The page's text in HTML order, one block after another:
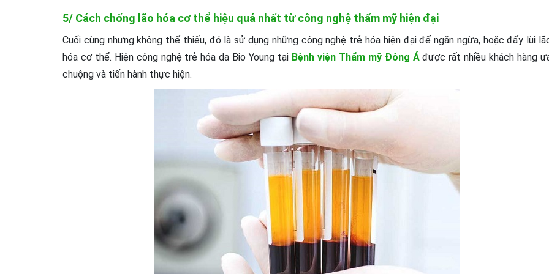
5/ Cách chống lão hóa cơ thể hiệu quả nhất từ công nghệ thẩm mỹ hiện đại
Cuối cùng nhưng không thể thiếu, đó là sử dụng những công nghệ trẻ hóa hiện đại để ngăn ngừa, hoặc đẩy lùi
hóa cơ thể. Hiện công nghệ trẻ hóa da Bio Young tại Bệnh viện Thẩm mỹ Đông Áđược rất nhiều khách hàng
chuộng và tiến hành thực hiện.